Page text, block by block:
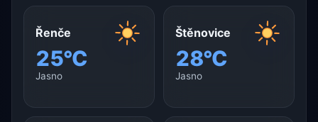
Řenče
25°C
Jasno
Štěnovice
28°C
Jasno